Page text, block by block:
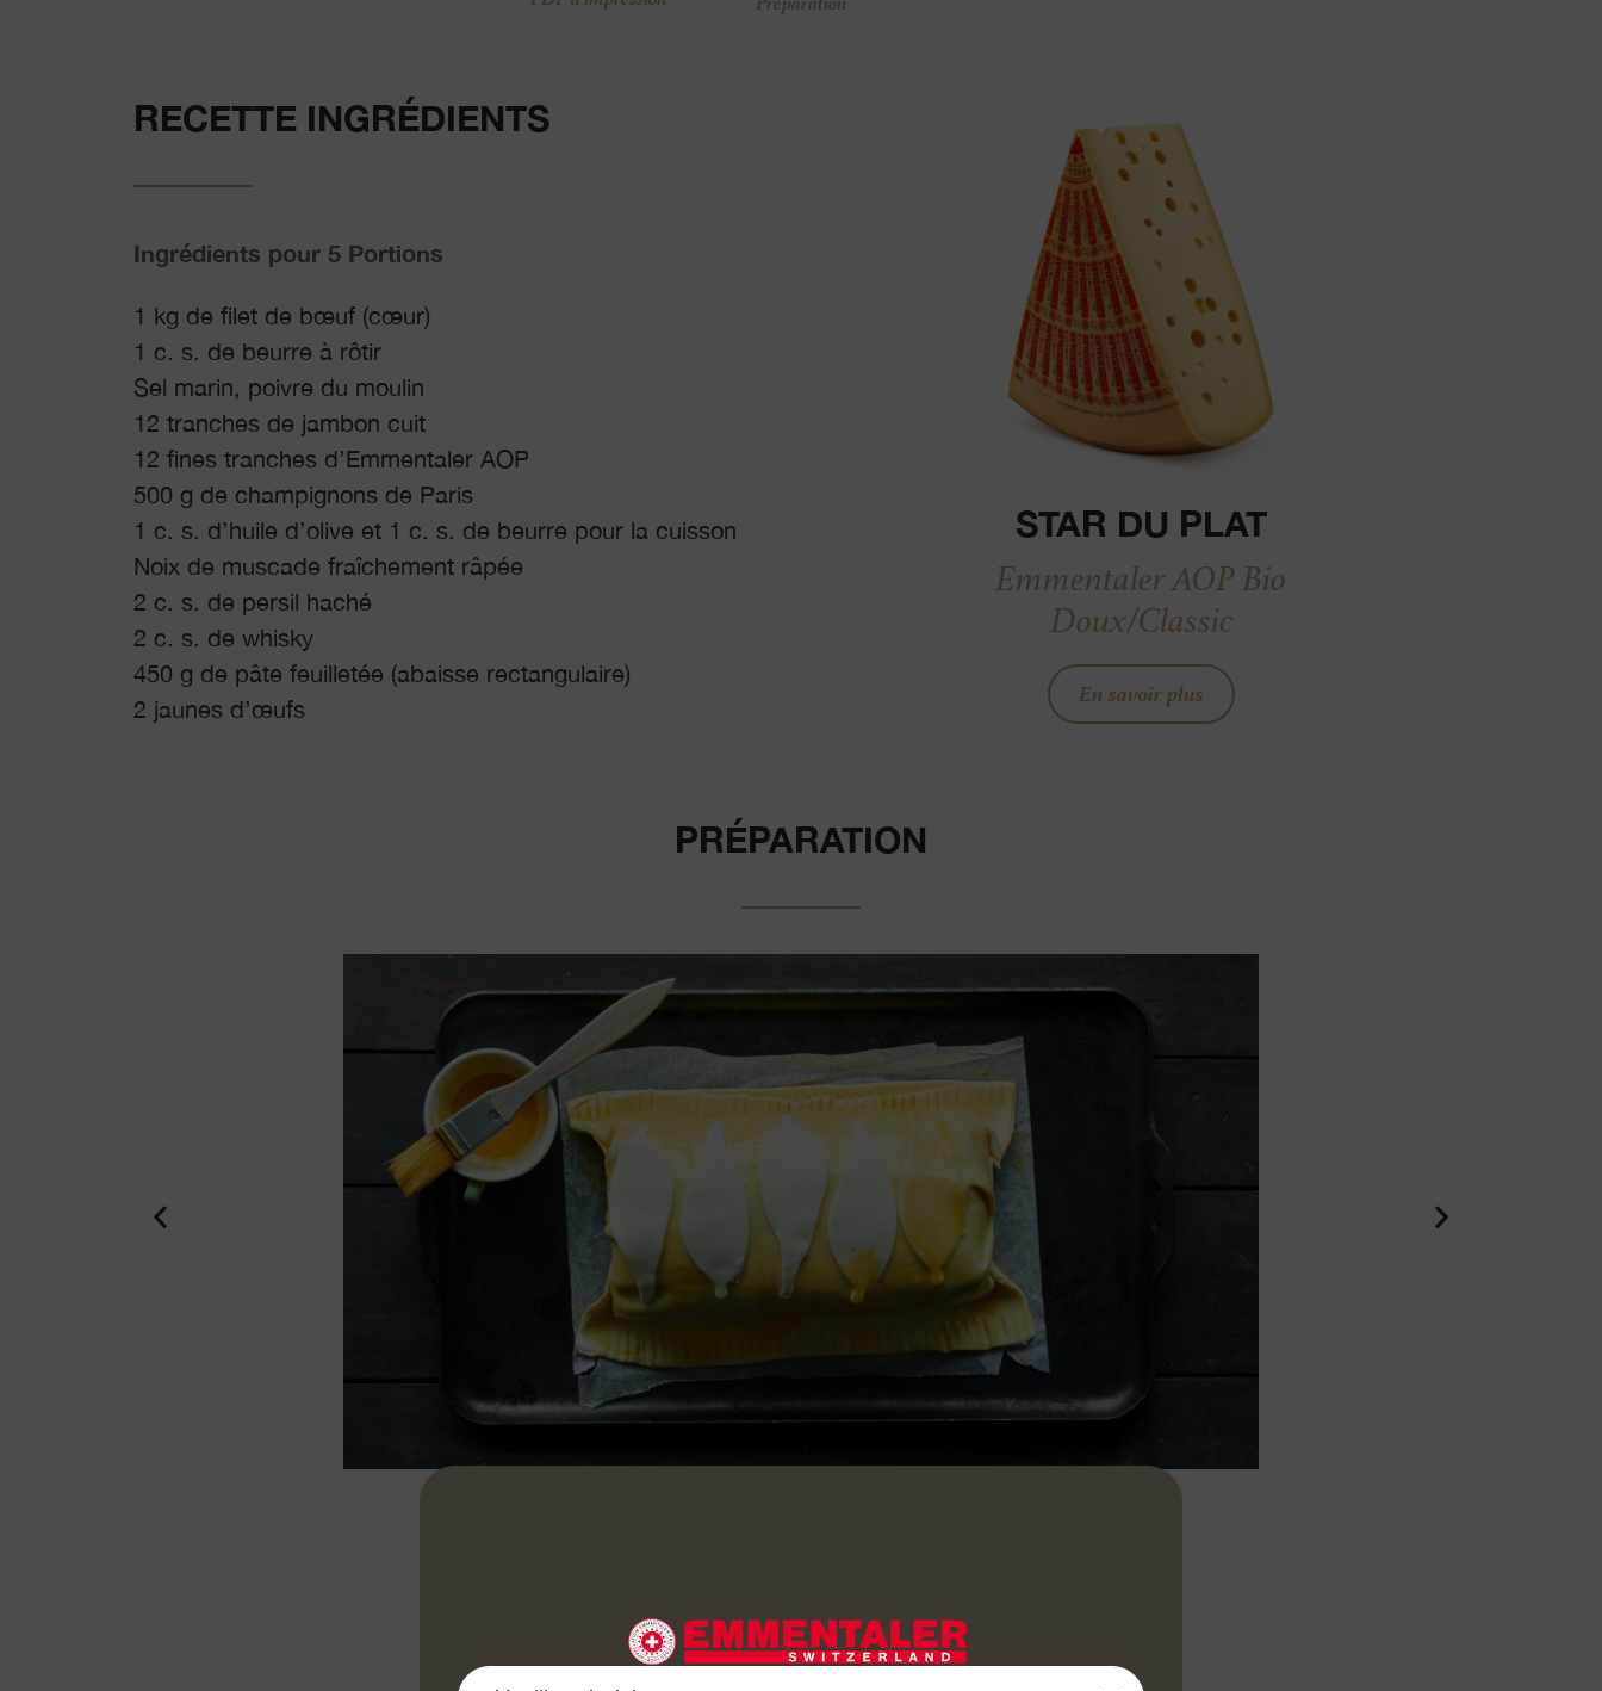
RECETTE INGRÉDIENTS
Ingrédients pour 5 Portions
1 kg de filet de bœuf (cœur)
1 c. s. de beurre à rôtir
Sel marin, poivre du moulin
12 tranches de jambon cuit
12 fines tranches d’Emmentaler AOP
500 g de champignons de Paris
1 c. s. d’huile d’olive et 1 c. s. de beurre pour la cuisson
Noix de muscade fraîchement râpée
2 c. s. de persil haché
2 c. s. de whisky
450 g de pâte feuilletée (abaisse rectangulaire)
2 jaunes d’œufs
STAR DU PLAT
Emmentaler AOP Bio
Doux/Classic
En savoir plus
PRÉPARATION
Préchauffer le four à 200 °C. Placer le filet de bœuf sur une plaque, badigeonner avec le
beurre à rôtir, saler et poivrer. Laisser cuire 15–20 minutes au milieu du four. Sortir du four